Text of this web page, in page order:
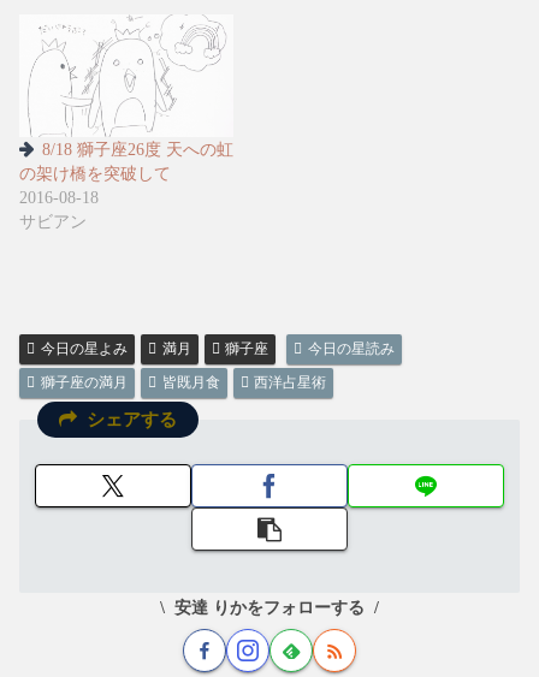
8/18 獅子座26度 天への虹
の架け橋を突破して
2016-08-18
サビアン
今日の星よみ 満月 獅子座
今日の星読み
獅子座の満月
皆既月食 西洋占星術
シェアする
安達 りかをフォローする